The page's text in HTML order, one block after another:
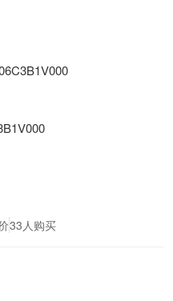
33人购买